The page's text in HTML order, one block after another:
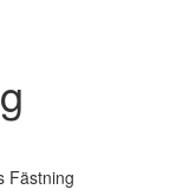
Fästning